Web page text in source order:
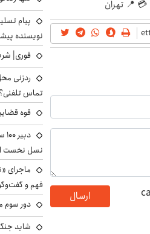
📍 تهران
ارسال
پیام
نویسنده
فوری|
ردزنی
تماس تلفنی؟
قوه
نسل نخست
ماجرای
فهم و
دور سوم
شاید